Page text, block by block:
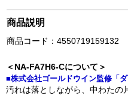
商品説明
商品コード：4550719159132
＜NA-FA7H6-Cについて＞
■株式会社ゴールドウイン監修「
汚れは落としながら、中わたの